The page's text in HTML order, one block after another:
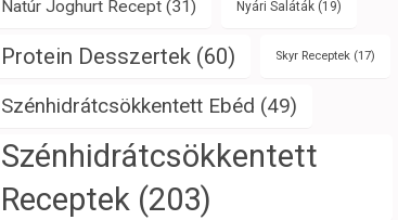
Natúr Joghurt Recept(31) Nyári Saláták(19)
Protein Desszertek (60) Skyr Receptek(17)
Szénhidrátcsökkentett Ebéd (49)
Szénhidrátcsökkentett
Receptek (203)